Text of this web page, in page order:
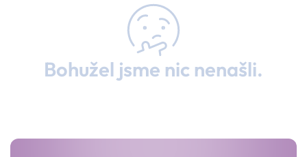
Bohužel jsme nic nenašli.